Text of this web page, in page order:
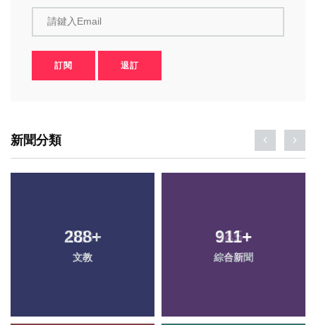
請鍵入Email
訂閱 退訂
新聞分類
288+
文教
911+
綜合新聞